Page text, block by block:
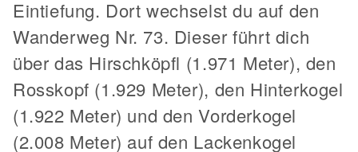
Eintiefung. Dort wechselst du auf den
Wanderweg Nr. 73. Dieser führt dich
über das Hirschköpfl (1.971 Meter), den
Rosskopf (1.929 Meter), den Hinterkogel
(1.922 Meter) und den Vorderkogel
(2.008 Meter) auf den Lackenkogel